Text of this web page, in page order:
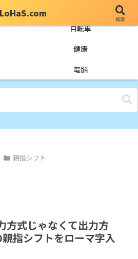
自転車
健康
電脳
親指シフト
方式じゃなくて出力方
指シフトをローマ字入
LoHaS.com
検索